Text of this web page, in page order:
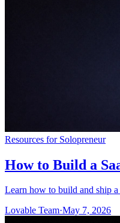
Resources for Solopreneur
How to Build a
Learn how to build and ship a
Lovable Team·May 7, 2026